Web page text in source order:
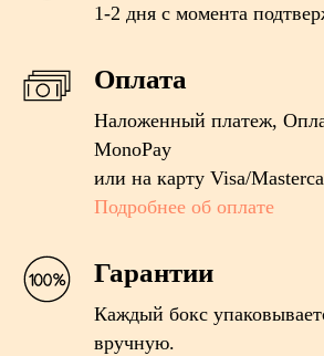
1-2 дня с момента
Оплата
Наложенный платеж,
MonoPay
или на карту Visa/
Подробнее об оплате
Гарантии
Каждый бокс
вручную.